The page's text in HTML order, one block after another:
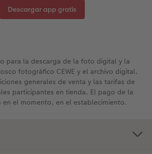
Descargar app gratis
para la descarga de la foto digital y la
fotográfico CEWE y el archivo digital.
generales de venta y las tarifas de
participantes en tienda. El pago de la
en el momento, en el establecimiento.